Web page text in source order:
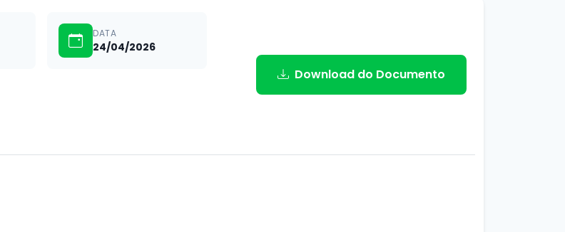
DATA
24/04/2026
Download do Documento